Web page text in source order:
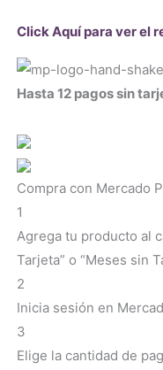
Click Aquí para ver el
Hasta 12 pagos sin
Compra con Mercado
1
Agrega tu producto al
Tarjeta” o “Meses sin
2
Inicia sesión en
3
Elige la cantidad de